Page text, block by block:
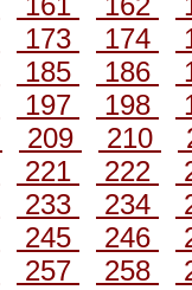
173 174
185 186
197 198
209 210
221 222
233 234
245 246
257 258